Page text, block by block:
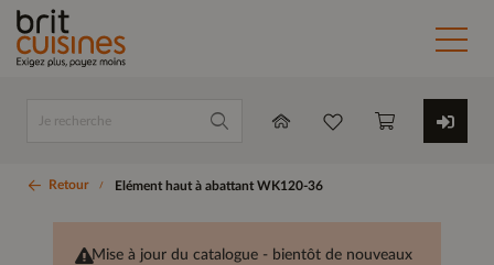
Retour Elément haut à abattant WK120-36
Mise à jour du catalogue - bientôt de nouveaux